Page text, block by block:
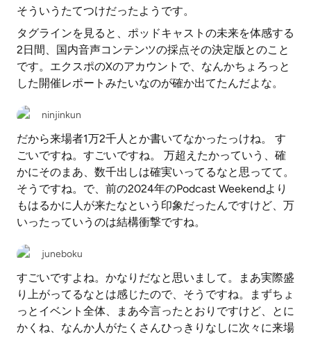
そういうたてつけだったようです。
タグラインを見ると、ポッドキャストの未来を体感する
2日間、国内音声コンテンツの採点その決定版とのこと
です。エクスポのXのアカウントで、なんかちょろっと
した開催レポートみたいなのが確か出てたんだよな。
ninjinkun
だから来場者1万2千人とか書いてなかったっけね。 す
ごいですね。すごいですね。 万超えたかっていう、確
かにそのまあ、数千出しは確実いってるなと思ってて。
そうですね。で、前の2024年のPodcast Weekendより
もはるかに人が来たなという印象だったんですけど、万
いったっていうのは結構衝撃ですね。
juneboku
すごいですよね。かなりだなと思いまして。まあ実際盛
り上がってるなとは感じたので、そうですね。まずちょ
っとイベント全体、まあ今言ったとおりですけど、とに
かくね、なんか人がたくさんひっきりなしに次々に来場